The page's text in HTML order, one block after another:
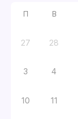
П В
27 28
3 4
10 11